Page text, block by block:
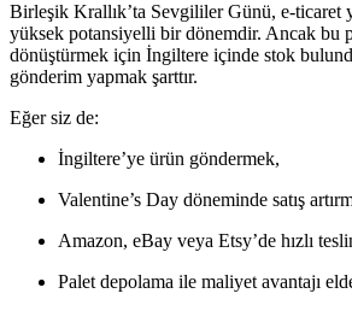
Birleşik Krallık’ta Sevgililer Günü, e-ticaret
yüksek potansiyelli bir dönemdir. Ancak bu
dönüştürmek için İngiltere içinde stok
gönderim yapmak şarttır.
Eğer siz de:
İngiltere’ye ürün göndermek,
Valentine’s Day döneminde satış
Amazon, eBay veya Etsy’de hızlı
Palet depolama ile maliyet avantajı